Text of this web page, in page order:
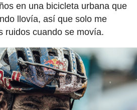
en una bicicleta urbana que
llovía, así que solo me
ruidos cuando se movía.